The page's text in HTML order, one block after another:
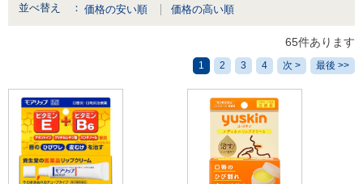
並べ替え ： 価格の安い順 価格の高い順
65件あります
1 2 3 4 次 > 最後 >>